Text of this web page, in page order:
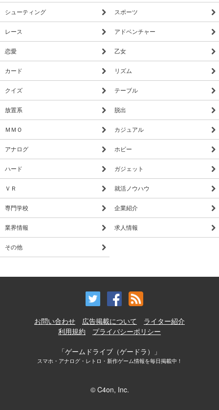
・機種変更にともなう「新しいAndroid端末へのアカウント情
報の同期」
・ご利用端末の故障などのトラブルにともなう「端末の修理・
交換」または「端末の初期化」などからの「アカウント情報の
復元」
アカウント管理についてはこちらをご確認ください。
http://goo.gl/R0CFMa
ご要望、不具合等ご報告は下記公式サイトからお願いいたしま
す。
公式サイトからのお問い合わせが優先対応になります。
http://toram.jp/contact/index/
シューティング スポーツ
レース アドベンチャー
恋愛 乙女
カード リズム
クイズ テーブル
放置系 脱出
ＭＭＯ カジュアル
アナログ ホビー
ハード ガジェット
ＶＲ 就活ノウハウ
専門学校 企業紹介
業界情報 求人情報
その他
お問い合わせ 広告掲載について
ライター紹介
利用規約
プライバシーポリシー
「ゲームドライブ（ゲードラ）」
スマホ・アナログ・レトロ・新作ゲーム情報を毎日掲載中！
© C4on, Inc.